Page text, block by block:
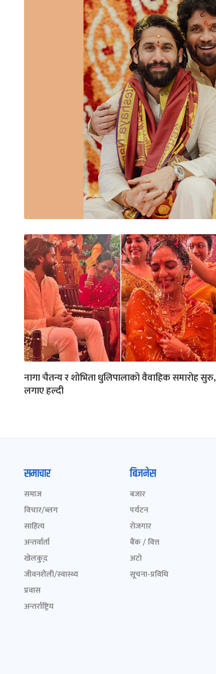
नागा चैतन्य र शोभिता धुलिपालाको वैवाहिक समारोह सुरु,
लगाए हल्दी
समाचार
समाज
विचार/ब्लग
साहित्य
अन्तर्वार्ता
खेलकुद़़
जीवनशैली/स्वास्थ्य
प्रवास
अन्तर्राष्ट्रिय
बिजनेस
बजार
पर्यटन
रोजगार
बैंक / वित्त
अटो
सूचना-प्रविधि